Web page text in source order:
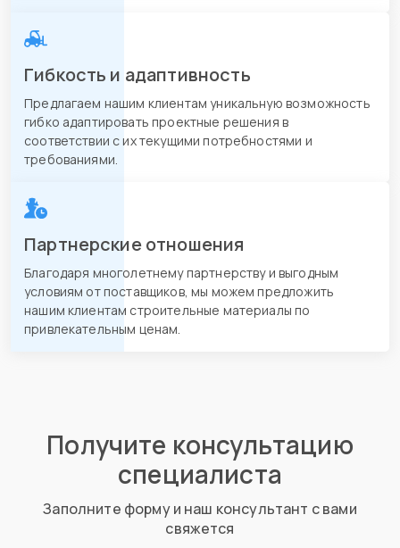
Гибкость и адаптивность
Предлагаем нашим клиентам уникальную возможность
гибко адаптировать проектные решения в
соответствии с их текущими потребностями и
требованиями.
Партнерские отношения
Благодаря многолетнему партнерству и выгодным
условиям от поставщиков, мы можем предложить
нашим клиентам строительные материалы по
привлекательным ценам.
Получите консультацию
специалиста
Заполните форму и наш консультант с вами
свяжется